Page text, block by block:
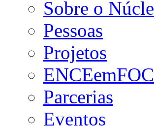
Sobre o
Pessoas
Projetos
Parcerias
Eventos